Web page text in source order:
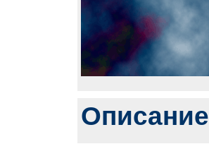
Описание